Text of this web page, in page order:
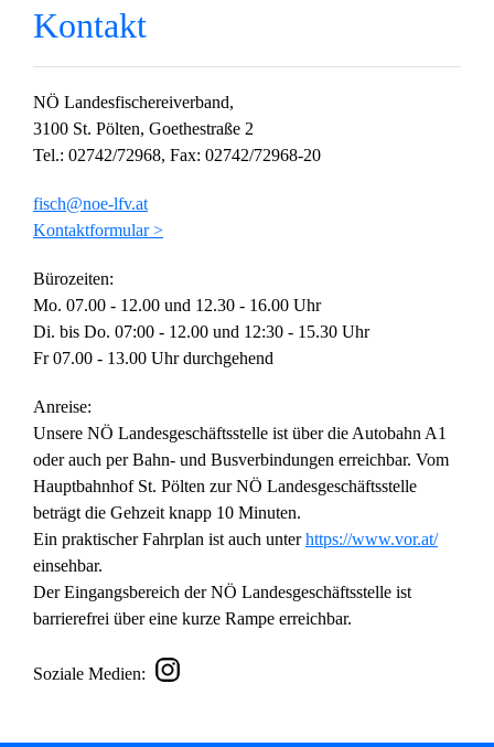
Kontakt
NÖ Landesfischereiverband,
3100 St. Pölten, Goethestraße 2
Tel.: 02742/72968, Fax: 02742/72968-20
fisch@noe-lfv.at
Kontaktformular >
Bürozeiten:
Mo. 07.00 - 12.00 und 12.30 - 16.00 Uhr
Di. bis Do. 07:00 - 12.00 und 12:30 - 15.30 Uhr
Fr 07.00 - 13.00 Uhr durchgehend
Anreise:
Unsere NÖ Landesgeschäftsstelle ist über die Autobahn A1
oder auch per Bahn- und Busverbindungen erreichbar. Vom
Hauptbahnhof St. Pölten zur NÖ Landesgeschäftsstelle
beträgt die Gehzeit knapp 10 Minuten.
Ein praktischer Fahrplan ist auch unterhttps://www.vor.at/
einsehbar.
Der Eingangsbereich der NÖ Landesgeschäftsstelle ist
barrierefrei über eine kurze Rampe erreichbar.
Soziale Medien: